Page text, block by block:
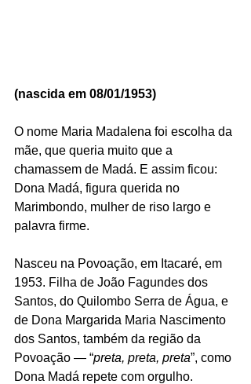
(nascida em 08/01/1953)
O nome Maria Madalena foi escolha da
mãe, que queria muito que a
chamassem de Madá. E assim ficou:
Dona Madá, figura querida no
Marimbondo, mulher de riso largo e
palavra firme.
Nasceu na Povoação, em Itacaré, em
1953. Filha de João Fagundes dos
Santos, do Quilombo Serra de Água, e
de Dona Margarida Maria Nascimento
dos Santos, também da região da
Povoação — “preta, preta, preta”, como
Dona Madá repete com orgulho.